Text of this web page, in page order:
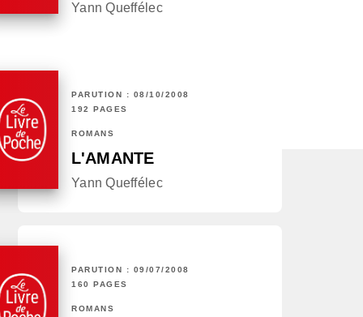
Yann Queffélec
PARUTION : 08/10/2008
192 PAGES
ROMANS
L'AMANTE
Yann Queffélec
PARUTION : 09/07/2008
160 PAGES
ROMANS